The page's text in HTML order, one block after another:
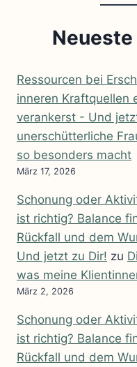
Ressourcen bei
inneren Kraftquellen
verankerst - Und
unerschütterliche
so besonders macht
März 17, 2026
Schonung oder
ist richtig? Balance
Rückfall und dem
Und jetzt zu Dir! zu
was meine
März 2, 2026
Schonung oder
ist richtig? Balance
Rückfall und dem